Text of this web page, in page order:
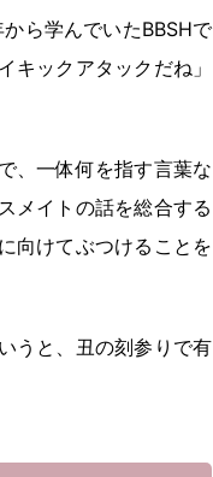
ら学んでいたBBSHで
キックアタックだね」
、一体何を指す言葉な
メイトの話を総合する
向けてぶつけることを
うと、丑の刻参りで有